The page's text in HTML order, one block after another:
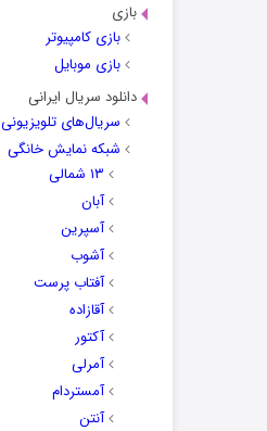
بازی
بازی کامپیوتر
بازی موبایل
دانلود سریال ایرانی
سریال‌های تلویزیونی
شبکه نمایش خانگی
۱۳ شمالی
آبان
آسپرین
آشوب
آفتاب پرست
آقازاده
آکتور
آمرلی
آمستردام
آنتن